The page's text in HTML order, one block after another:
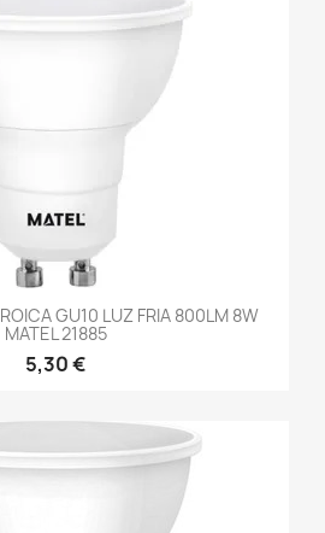
GU10 LUZ FRIA 800LM 8W
MATEL 21885
5,30 €